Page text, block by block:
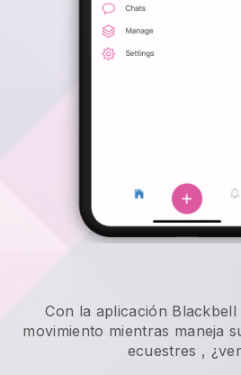
Con la aplicación Blackbell
movimiento mientras maneja
ecuestres ,